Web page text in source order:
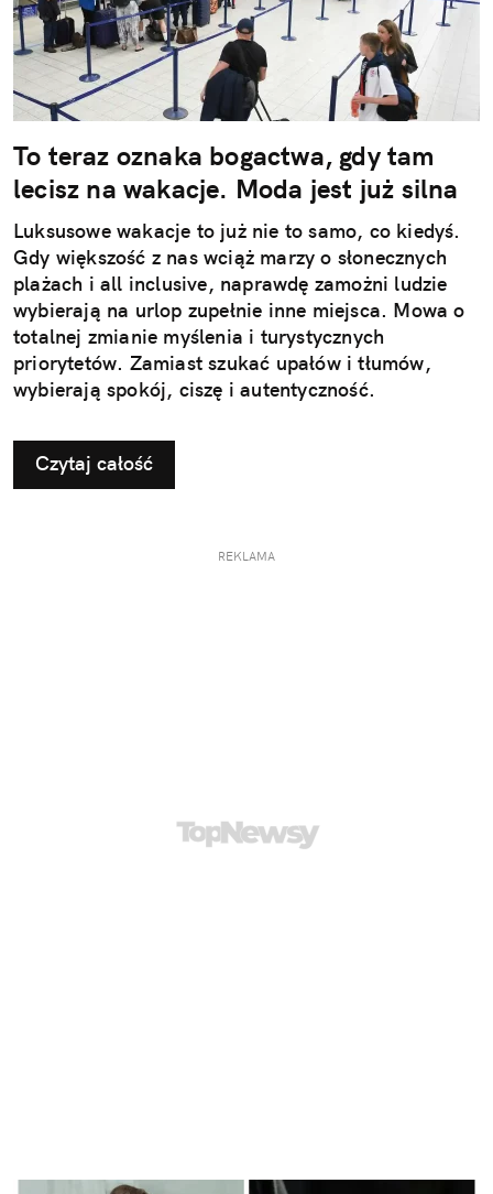
To teraz oznaka bogactwa, gdy tam
lecisz na wakacje. Moda jest już silna
Luksusowe wakacje to już nie to samo, co kiedyś.
Gdy większość z nas wciąż marzy o słonecznych
plażach i all inclusive, naprawdę zamożni ludzie
wybierają na urlop zupełnie inne miejsca. Mowa o
totalnej zmianie myślenia i turystycznych
priorytetów. Zamiast szukać upałów i tłumów,
wybierają spokój, ciszę i autentyczność.
Czytaj całość
REKLAMA